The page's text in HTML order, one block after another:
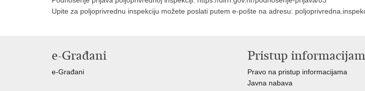
Upite za poljoprivrednu inspekciju možete poslati putem e-pošte na adresu:
e-Građani
e-Građani
Pristup
Pravo na pristup informacijama
Javna nabava